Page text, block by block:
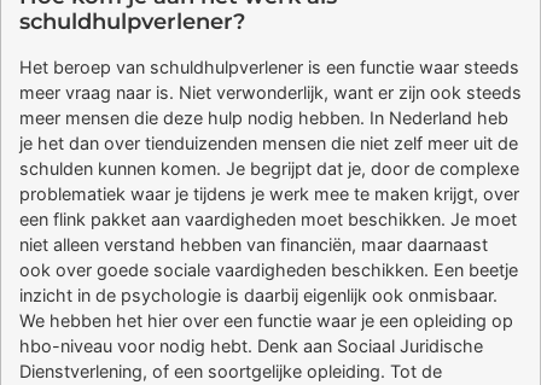
schuldhulpverlener?
Het beroep van schuldhulpverlener is een functie waar steeds
meer vraag naar is. Niet verwonderlijk, want er zijn ook steeds
meer mensen die deze hulp nodig hebben. In Nederland heb
je het dan over tienduizenden mensen die niet zelf meer uit de
schulden kunnen komen. Je begrijpt dat je, door de complexe
problematiek waar je tijdens je werk mee te maken krijgt, over
een flink pakket aan vaardigheden moet beschikken. Je moet
niet alleen verstand hebben van financiën, maar daarnaast
ook over goede sociale vaardigheden beschikken. Een beetje
inzicht in de psychologie is daarbij eigenlijk ook onmisbaar.
We hebben het hier over een functie waar je een opleiding op
hbo-niveau voor nodig hebt. Denk aan Sociaal Juridische
Dienstverlening, of een soortgelijke opleiding. Tot de